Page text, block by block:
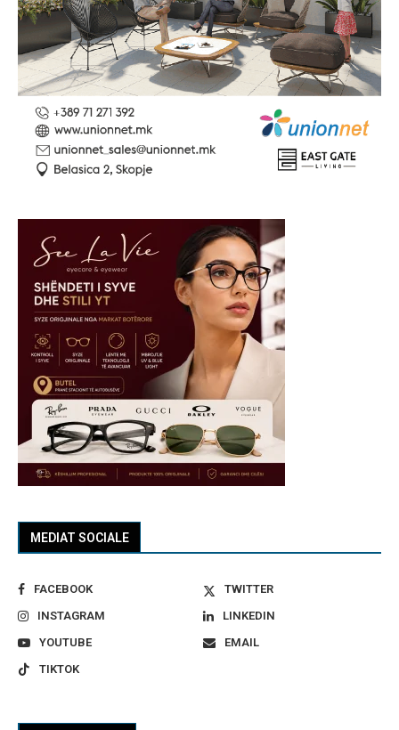
MEDIAT SOCIALE
FACEBOOK
TWITTER
INSTAGRAM
LINKEDIN
YOUTUBE
EMAIL
TIKTOK